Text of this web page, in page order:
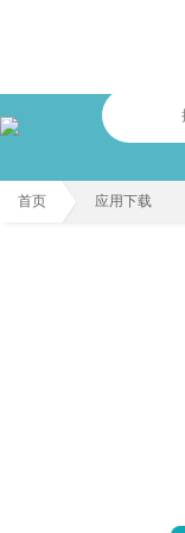
首页 应用下载